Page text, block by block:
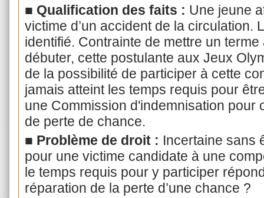
■ Qualification des faits : Une jeune
victime d’un accident de la circulation.
identifié. Contrainte de mettre un
débuter, cette postulante aux Jeux
de la possibilité de participer à cette
jamais atteint les temps requis pour
une Commission d'indemnisation pour
de perte de chance.
■ Problème de droit : Incertaine sans
pour une victime candidate à une
le temps requis pour y participer
réparation de la perte d’une chance ?